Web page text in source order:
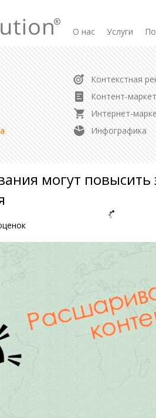
О нас Услуги
Контекстная
Контент-
Интернет-
Инфографика
Продвижение в
Управление
Контент маркетинг
могут